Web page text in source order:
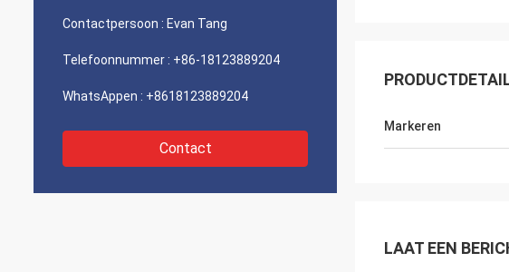
Contactpersoon : Evan Tang
Telefoonnummer : +86-18123889204
WhatsAppen : +8618123889204
Contact
Markeren
LAAT EEN